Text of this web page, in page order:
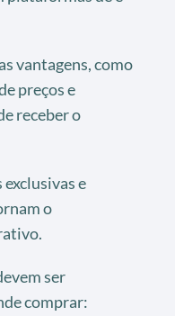
vantagens, como
preços e
receber o
e
o
ser
comprar: